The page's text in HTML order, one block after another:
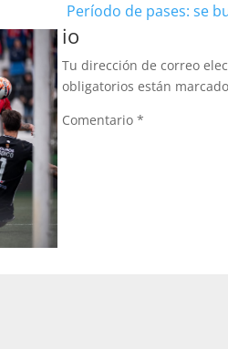
Período de pases: se
io
Tu dirección de correo
obligatorios están
Comentario*